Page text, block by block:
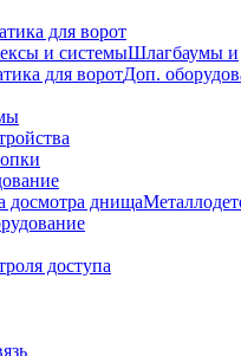
для ворот
и системыШлагбаумы и
для воротДоп.
досмотра днища
доступа